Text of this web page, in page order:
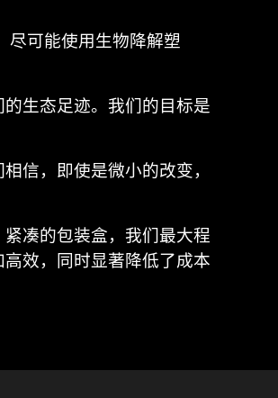
尽可能使用生物降解塑
生态足迹。我们的目标是
信，即使是微小的改变，
凑的包装盒，我们最大程
效，同时显著降低了成本